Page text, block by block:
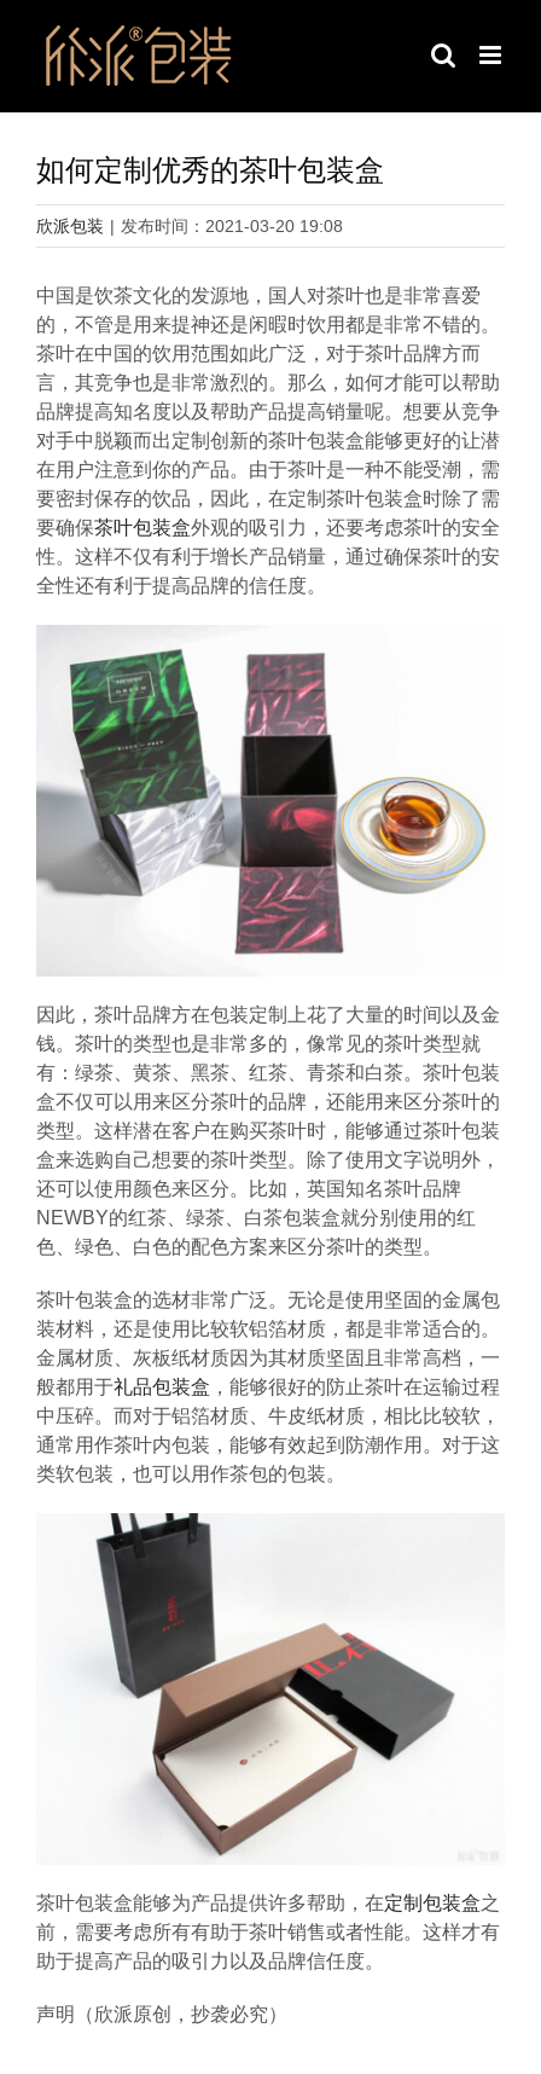
如何定制优秀的茶叶包装盒
欣派包装 | 发布时间：2021-03-20 19:08
中国是饮茶文化的发源地，国人对茶叶也是非常喜爱
的，不管是用来提神还是闲暇时饮用都是非常不错的。
茶叶在中国的饮用范围如此广泛，对于茶叶品牌方而
言，其竞争也是非常激烈的。那么，如何才能可以帮助
品牌提高知名度以及帮助产品提高销量呢。想要从竞争
对手中脱颖而出定制创新的茶叶包装盒能够更好的让潜
在用户注意到你的产品。由于茶叶是一种不能受潮，需
要密封保存的饮品，因此，在定制茶叶包装盒时除了需
要确保茶叶包装盒外观的吸引力，还要考虑茶叶的安全
性。这样不仅有利于增长产品销量，通过确保茶叶的安
全性还有利于提高品牌的信任度。
因此，茶叶品牌方在包装定制上花了大量的时间以及金
钱。茶叶的类型也是非常多的，像常见的茶叶类型就
有：绿茶、黄茶、黑茶、红茶、青茶和白茶。茶叶包装
盒不仅可以用来区分茶叶的品牌，还能用来区分茶叶的
类型。这样潜在客户在购买茶叶时，能够通过茶叶包装
盒来选购自己想要的茶叶类型。除了使用文字说明外，
还可以使用颜色来区分。比如，英国知名茶叶品牌
NEWBY的红茶、绿茶、白茶包装盒就分别使用的红
色、绿色、白色的配色方案来区分茶叶的类型。
茶叶包装盒的选材非常广泛。无论是使用坚固的金属包
装材料，还是使用比较软铝箔材质，都是非常适合的。
金属材质、灰板纸材质因为其材质坚固且非常高档，一
般都用于礼品包装盒 ，能够很好的防止茶叶在运输过程
中压碎。而对于铝箔材质、牛皮纸材质，相比比较软，
通常用作茶叶内包装，能够有效起到防潮作用。对于这
类软包装，也可以用作茶包的包装。
茶叶包装盒能够为产品提供许多帮助，在定制包装盒之
前，需要考虑所有有助于茶叶销售或者性能。这样才有
助于提高产品的吸引力以及品牌信任度。
声明（欣派原创，抄袭必究）